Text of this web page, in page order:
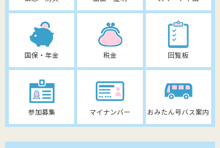
国保・年金 税金 回覧板
参加募集 マイナンバー おみたん号バス案内